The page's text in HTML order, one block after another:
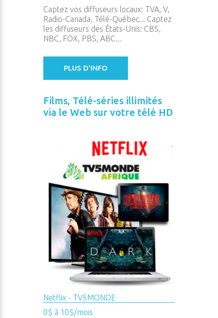
Captez vos diffuseurs locaux: TVA, V,
Radio-Canada, Télé-Québec... Captez
les diffuseurs des États-Unis: CBS,
NBC, FOX, PBS, ABC...
PLUS D'INFO
Films, Télé-séries illimités
via le Web sur votre télé HD
Netflix - TV5MONDE
0$ à 10$/mois